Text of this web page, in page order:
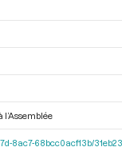
l’Assemblée
8ac7-68bcc0acf13b/